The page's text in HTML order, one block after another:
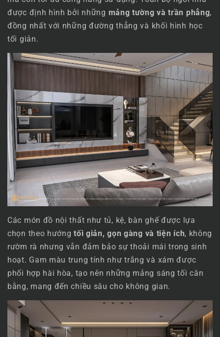
được định hình bởi những mảng tường và trần phẳng,
đồng nhất với những đường thẳng và khối hình học
tối giản.
Các món đồ nội thất như tủ, kệ, bàn ghế được lựa
chọn theo hướngtối giản, gọn gàng và tiện ích, không
rườm rà nhưng vẫn đảm bảo sự thoải mái trong sinh
hoạt. Gam màu trung tính như trắng và xám được
phối hợp hài hòa, tạo nên những mảng sáng tối cân
bằng, mang đến chiều sâu cho không gian.